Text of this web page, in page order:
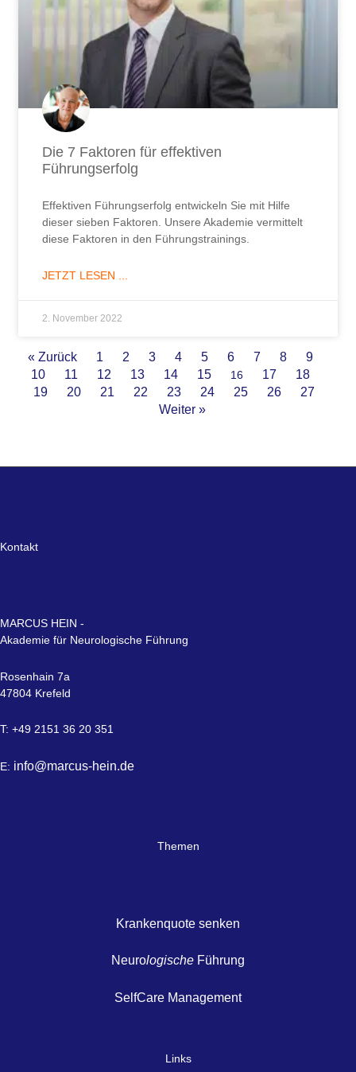
Die 7 Faktoren für effektiven
Führungserfolg​
Effektiven Führungserfolg entwickeln Sie mit Hilfe
dieser sieben Faktoren. Unsere Akademie vermittelt
diese Faktoren in den Führungstrainings.
JETZT LESEN ...
2. November 2022
« Zurück 1 2 3 4 5 6 7 8
9
10
11 12 13 14 15 16 17
18
19
20 21 22 23 24 25 26
27
Weiter »
Kontakt
MARCUS HEIN -
Akademie für Neurologische Führung
Rosenhain 7a
47804 Krefeld
T: +49 2151 36 20 351
E: info@marcus-hein.de
Themen
Krankenquote senken
Neurologische Führung
SelfCare Management
Links